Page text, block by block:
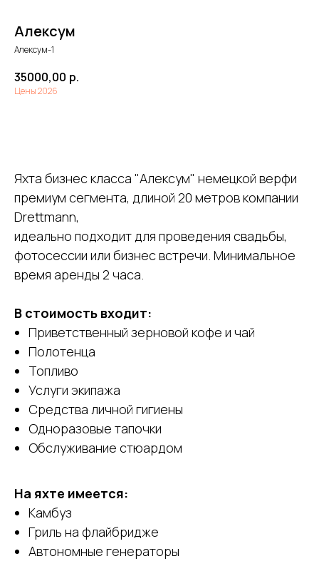
Алексум
Алексум-1
35000,00 р.
Цены 2026
Яхта бизнес класса "Алексум" немецкой верфи
премиум сегмента, длиной 20 метров компании
Drettmann,
идеально подходит для проведения свадьбы,
фотосессии или бизнес встречи. Минимальное
время аренды 2 часа.
В стоимость входит:
Приветственный зерновой кофе и чай
Полотенца
Топливо
Услуги экипажа
Средства личной гигиены
Одноразовые тапочки
Обслуживание стюардом
На яхте имеется:
Камбуз
Гриль на флайбридже
Автономные генераторы